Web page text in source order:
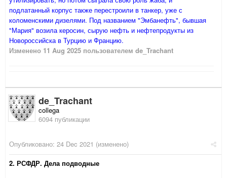
подлатанный корпус также перестроили в танкер, уже с
коломенскими дизелями. Под названием "Эмбанефть", бывшая
"Мария" возила керосин, сырую нефть и нефтепродукты из
Новороссийска в Турцию и Францию.
Изменено 11 Aug 2025 пользователем de_Trachant
de_Trachant
collega
6094 публикации
Опубликовано: 24 Dec 2021 (изменено)
2. РСФДР. Дела подводные